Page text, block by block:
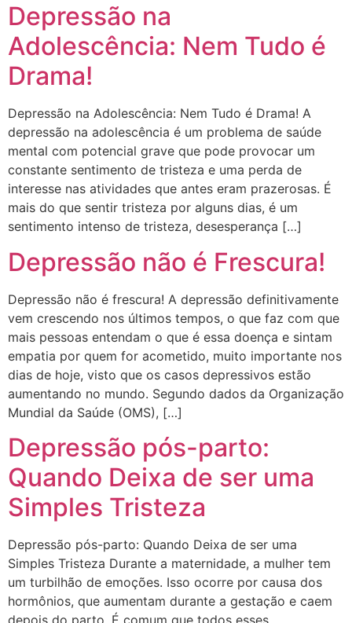
Depressão na
Adolescência: Nem Tudo é
Drama!
Depressão na Adolescência: Nem Tudo é Drama! A
depressão na adolescência é um problema de saúde
mental com potencial grave que pode provocar um
constante sentimento de tristeza e uma perda de
interesse nas atividades que antes eram prazerosas. É
mais do que sentir tristeza por alguns dias, é um
sentimento intenso de tristeza, desesperança […]
Depressão não é Frescura!
Depressão não é frescura! A depressão definitivamente
vem crescendo nos últimos tempos, o que faz com que
mais pessoas entendam o que é essa doença e sintam
empatia por quem for acometido, muito importante nos
dias de hoje, visto que os casos depressivos estão
aumentando no mundo. Segundo dados da Organização
Mundial da Saúde (OMS), […]
Depressão pós-parto:
Quando Deixa de ser uma
Simples Tristeza
Depressão pós-parto: Quando Deixa de ser uma
Simples Tristeza Durante a maternidade, a mulher tem
um turbilhão de emoções. Isso ocorre por causa dos
hormônios, que aumentam durante a gestação e caem